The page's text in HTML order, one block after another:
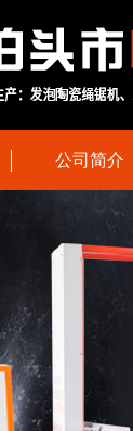
公司简介